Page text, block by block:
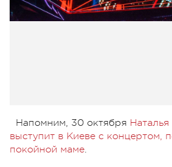
Напомним, 30 октября
выступит в Киеве с концертом,
покойной маме.